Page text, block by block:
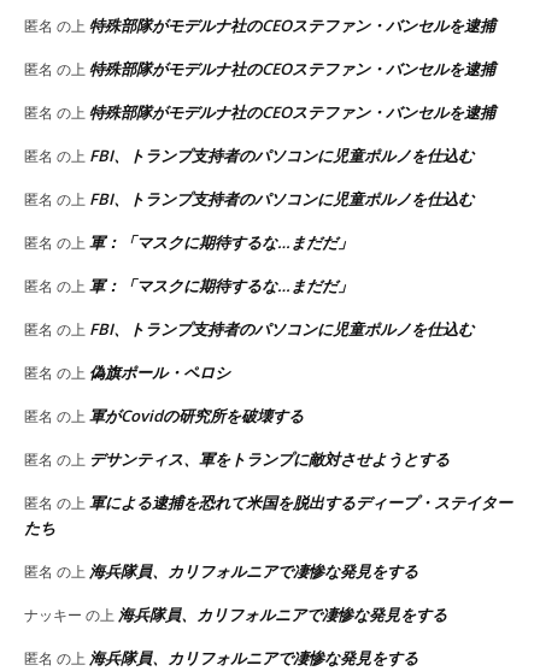
匿名 の上特殊部隊がモデルナ社のCEOステファン・バンセルを逮捕
匿名 の上特殊部隊がモデルナ社のCEOステファン・バンセルを逮捕
匿名 の上特殊部隊がモデルナ社のCEOステファン・バンセルを逮捕
匿名 の上 FBI、トランプ支持者のパソコンに児童ポルノを仕込む
匿名 の上 FBI、トランプ支持者のパソコンに児童ポルノを仕込む
匿名 の上軍：「マスクに期待するな…まだだ」
匿名 の上軍：「マスクに期待するな…まだだ」
匿名 の上 FBI、トランプ支持者のパソコンに児童ポルノを仕込む
匿名 の上 偽旗ポール・ペロシ
匿名 の上軍がCovidの研究所を破壊する
匿名 の上 デサンティス、軍をトランプに敵対させようとする
匿名 の上軍による逮捕を恐れて米国を脱出するディープ・ステイター
たち
匿名 の上 海兵隊員、カリフォルニアで凄惨な発見をする
ナッキー の上 海兵隊員、カリフォルニアで凄惨な発見をする
匿名 の上 海兵隊員、カリフォルニアで凄惨な発見をする